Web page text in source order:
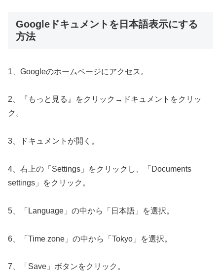
Googleドキュメントを日本語表示にする
方法
1、Googleのホームページにアクセス。
2、『もっと見る』をクリック→ドキュメントをクリッ
ク。
3、ドキュメントが開く。
4、右上の「Settings」をクリックし、「Documents
settings」をクリック。
5、「Language」の中から「日本語」を選択。
6、「Time zone」の中から「Tokyo」を選択。
7、「Save」ボタンをクリック。